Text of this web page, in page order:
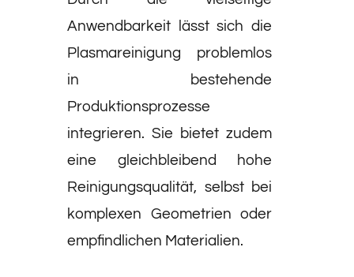
Anwendbarkeit lässt sich die
Plasmareinigung problemlos
in bestehende
Produktionsprozesse
integrieren. Sie bietet zudem
eine gleichbleibend hohe
Reinigungsqualität, selbst bei
komplexen Geometrien oder
empfindlichen Materialien.